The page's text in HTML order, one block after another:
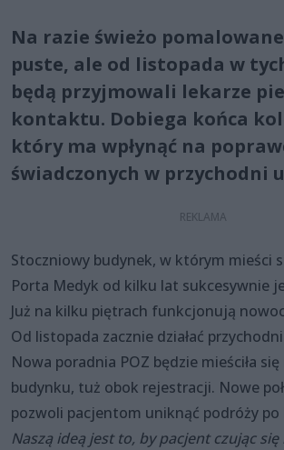
Na razie świeżo
puste, ale od listopada w
będą przyjmowali lekarze
kontaktu. Dobiega końca
który ma wpłynąć na
świadczonych w przychodni
Stoczniowy budynek, w którym mieści
Porta Medyk od kilku lat sukcesywnie
Już na kilku piętrach funkcjonują
Od listopada zacznie działać
Nowa poradnia POZ będzie mieściła
budynku, tuż obok rejestracji. Nowe
pozwoli pacjentom uniknąć podróży po
Naszą ideą jest to, by pacjent czując